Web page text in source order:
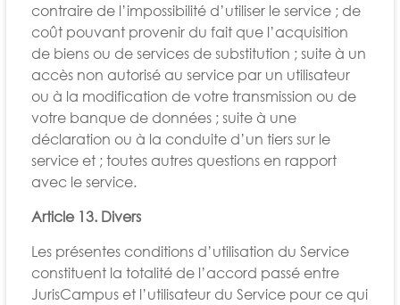
contraire de l’impossibilité d’utiliser le service ; de
coût pouvant provenir du fait que l’acquisition
de biens ou de services de substitution ; suite à un
accès non autorisé au service par un utilisateur
ou à la modification de votre transmission ou de
votre banque de données ; suite à une
déclaration ou à la conduite d’un tiers sur le
service et ; toutes autres questions en rapport
avec le service.
Article 13. Divers
Les présentes conditions d’utilisation du Service
constituent la totalité de l’accord passé entre
JurisCampus et l’utilisateur du Service pour ce qui